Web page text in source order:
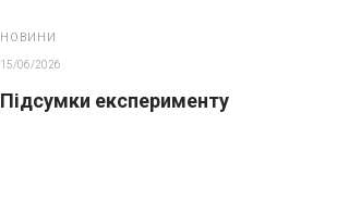
НОВИНИ
15/06/2026
Підсумки експерименту